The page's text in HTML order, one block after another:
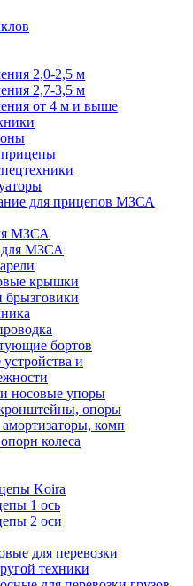
2,0-2,5 м
2,7-3,5 м
от 4 м и выше
для прицепов МЗСА
МЗСА
МЗСА
крышки
брызговики
бортов
и
носовые упоры
опоры
комп
колеса
Koira
1 ось
2 оси
для перевозки
техники